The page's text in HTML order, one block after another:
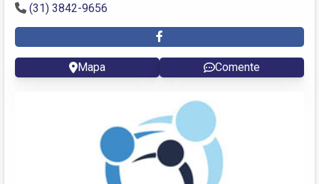
(31) 3842-9656
Mapa Comente